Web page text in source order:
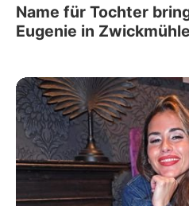
Name für Tochter
Eugenie in Zwickmühle